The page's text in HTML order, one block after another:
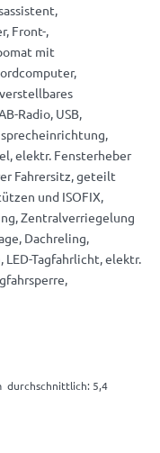
Front-,
mit
Radio, USB,
elektr. Fensterheber
Fahrersitz, geteilt
und ISOFIX,
Zentralverriegelung
Dachreling,
Tagfahrlicht, elektr.
durchschnittlich: 5,4